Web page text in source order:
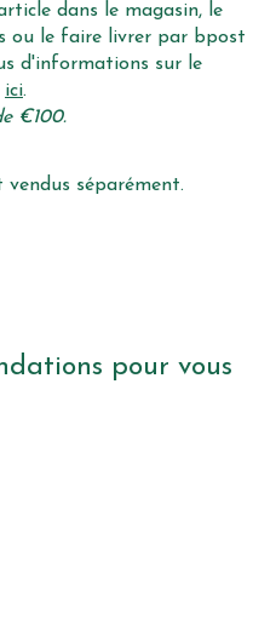
dans le magasin, le
ou le faire livrer par bpost
d'informations sur le
ici.
€100.
séparément.
pour vous